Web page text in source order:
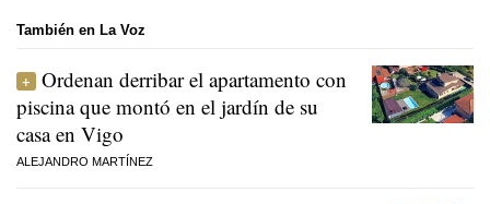
También en La Voz
Ordenan derribar el apartamento con
piscina que montó en el jardín de su
casa en Vigo
ALEJANDRO MARTÍNEZ